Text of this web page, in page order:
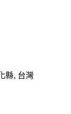
縣, 台灣